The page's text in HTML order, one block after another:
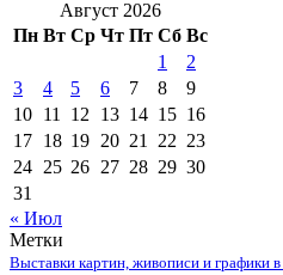
Август 2026
Пн Вт Ср Чт Пт Сб Вс
1
2
3
4 5 6 7 8
9
10 11 12 13 14 15 16
17 18 19 20 21 22 23
24 25 26 27 28 29 30
31
« Июл
Метки
Выставки картин, живописи и графики